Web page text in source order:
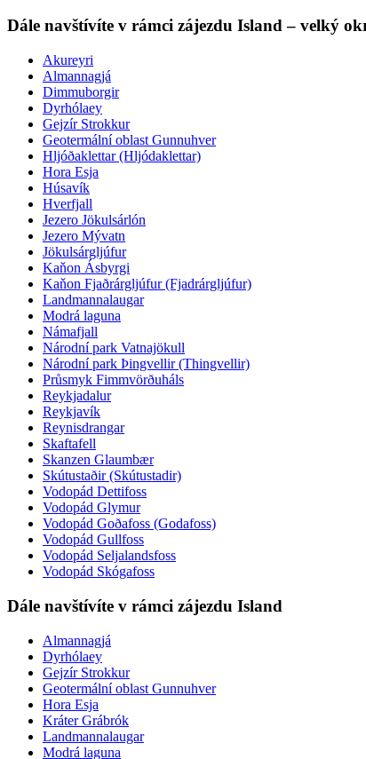
Dále navštívíte v rámci zájezdu Island – velký
Akureyri
Almannagjá
Dimmuborgir
Dyrhólaey
Gejzír Strokkur
Geotermální oblast Gunnuhver
Hljóðaklettar (Hljódaklettar)
Hora Esja
Húsavík
Hverfjall
Jezero Jökulsárlón
Jezero Mývatn
Jökulsárgljúfur
Kaňon Ásbyrgi
Kaňon Fjaðrárgljúfur (Fjadrárgljúfur)
Landmannalaugar
Modrá laguna
Námafjall
Národní park Vatnajökull
Národní park Þingvellir (Thingvellir)
Průsmyk Fimmvörðuháls
Reykjadalur
Reykjavík
Reynisdrangar
Skaftafell
Skanzen Glaumbær
Skútustaðir (Skútustadir)
Vodopád Dettifoss
Vodopád Glymur
Vodopád Goðafoss (Godafoss)
Vodopád Gullfoss
Vodopád Seljalandsfoss
Vodopád Skógafoss
Dále navštívíte v rámci zájezdu Island
Almannagjá
Dyrhólaey
Gejzír Strokkur
Geotermální oblast Gunnuhver
Hora Esja
Kráter Grábrók
Landmannalaugar
Modrá laguna